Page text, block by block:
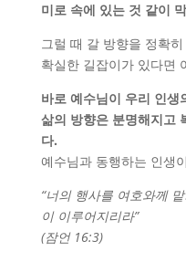
미로 속에 있는 것 같이
그럴 때 갈 방향을 정확
확실한 길잡이가 있다면
바로 예수님이 우리 인생
삶의 방향은 분명해지고
다.
예수님과 동행하는 인생
“너의 행사를 여호와께
이 이루어지리라”
(잠언 16:3)